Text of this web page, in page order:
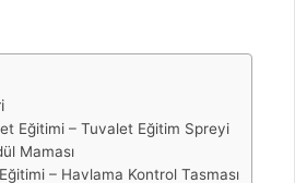
Eğitimi – Tuvalet Eğitim Spreyi
Maması
– Havlama Kontrol Tasması